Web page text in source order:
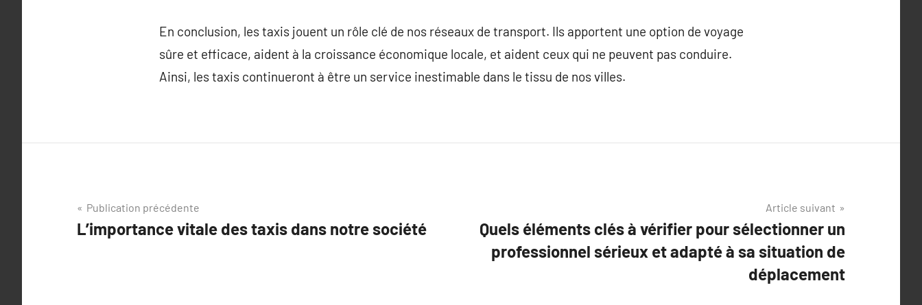
En conclusion, les taxis jouent un rôle clé de nos réseaux de transport. Ils apportent une option de voyage
sûre et efficace, aident à la croissance économique locale, et aident ceux qui ne peuvent pas conduire.
Ainsi, les taxis continueront à être un service inestimable dans le tissu de nos villes.
Navigation
de
Publication précédente
L’importance vitale des taxis dans notre société
Article suivant
Quels éléments clés à vérifier pour sélectionner un
professionnel sérieux et adapté à sa situation de
déplacement